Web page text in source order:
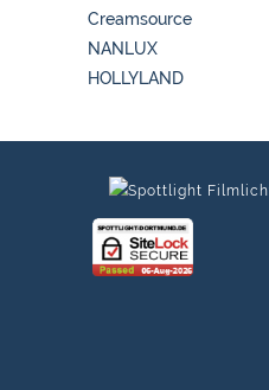
Creamsource
NANLUX
HOLLYLAND